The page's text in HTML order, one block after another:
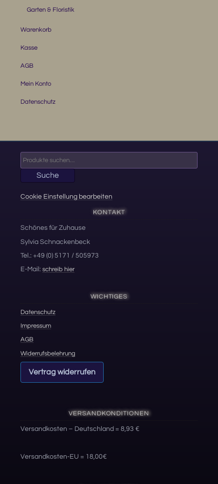
Garten & Floristik
Warenkorb
Kasse
AGB
Mein Konto
Datenschutz
nach:
Suche
Cookie Einstellung bearbeiten
KONTAKT
Schönes für Zuhause
Sylvia Schnackenbeck
Tel.: +49 (0) 5171 / 505973
E-Mail:schreib hier
WICHTIGES
Datenschutz
Impressum
AGB
Widerrufsbelehrung
Vertrag widerrufen
VERSANDKONDITIONEN
Versandkosten – Deutschland = 8,93 €
Versandkosten-EU = 18,00€